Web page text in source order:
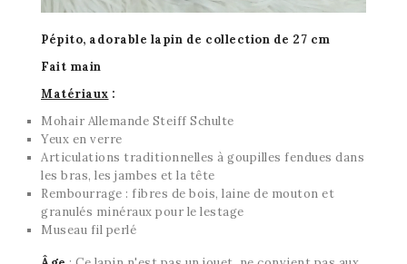
Pépito, adorable lapin de collection de 27 cm
Fait main
Matériaux :
Mohair Allemande Steiff Schulte
Yeux en verre
Articulations traditionnelles à goupilles fendues dans
les bras, les jambes et la tête
Rembourrage : fibres de bois, laine de mouton et
granulés minéraux pour le lestage
Museau fil perlé